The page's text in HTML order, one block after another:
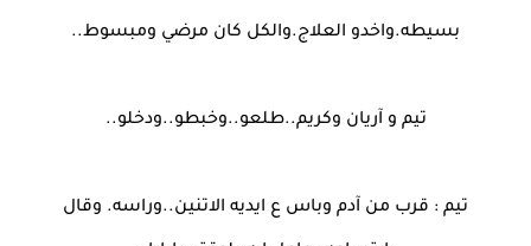
بسيطه.واخدو العلاج.والكل كان مرضي ومبسوط..
تيم و آريان وكريم..طلعو..وخبطو..ودخلو..
تيم : قرب من آدم وباس ع ايديه الاتنين..وراسه. وقال